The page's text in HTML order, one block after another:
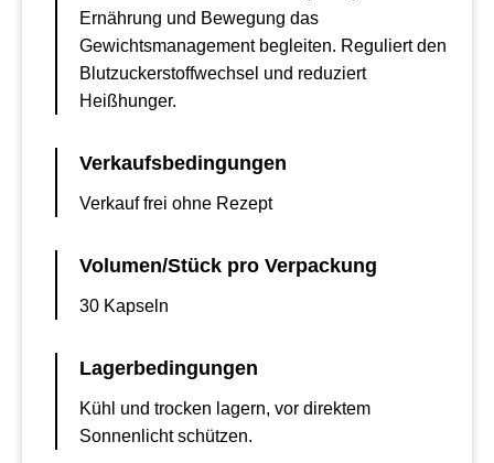
Ernährung und Bewegung das
Gewichtsmanagement begleiten. Reguliert den
Blutzuckerstoffwechsel und reduziert
Heißhunger.
Verkaufsbedingungen
Verkauf frei ohne Rezept
Volumen/Stück pro Verpackung
30 Kapseln
Lagerbedingungen
Kühl und trocken lagern, vor direktem
Sonnenlicht schützen.